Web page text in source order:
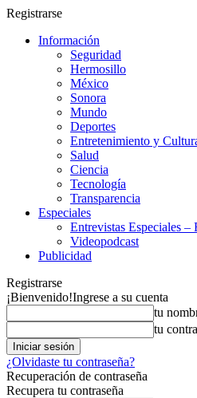
Registrarse
Información
Seguridad
Hermosillo
México
Sonora
Mundo
Deportes
Entretenimiento y
Salud
Ciencia
Tecnología
Transparencia
Especiales
Entrevistas Especiales –
Videopodcast
Publicidad
Registrarse
¡Bienvenido!Ingrese a su cuenta
tu
tu
¿Olvidaste tu contraseña?
Recuperación de contraseña
Recupera tu contraseña